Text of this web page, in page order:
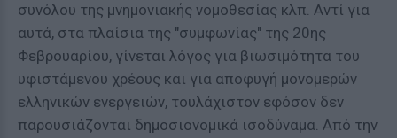
συνόλου της μνημονιακής νομοθεσίας κλπ. Αντί για
αυτά, στα πλαίσια της "συμφωνίας" της 20ης
Φεβρουαρίου, γίνεται λόγος για βιωσιμότητα του
υφιστάμενου χρέους και για αποφυγή μονομερών
ελληνικών ενεργειών, τουλάχιστον εφόσον δεν
παρουσιάζονται δημοσιονομικά ισοδύναμα. Από την